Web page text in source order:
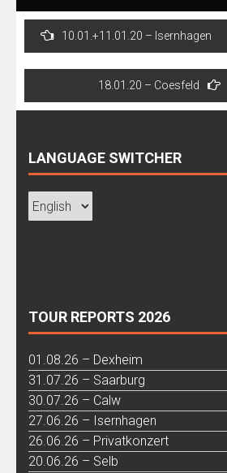
Post
navigation
10.01.+11.01.20 – Isernhagen
18.01.20 – Coesfeld
LANGUAGE SWITCHER
TOUR REPORTS 2026
01.08.26 – Dexheim
31.07.26 – Saarburg
30.07.26 – Calw
27.06.26 – Isernhagen
26.06.26 – Privatkonzert
20.06.26 – Selb